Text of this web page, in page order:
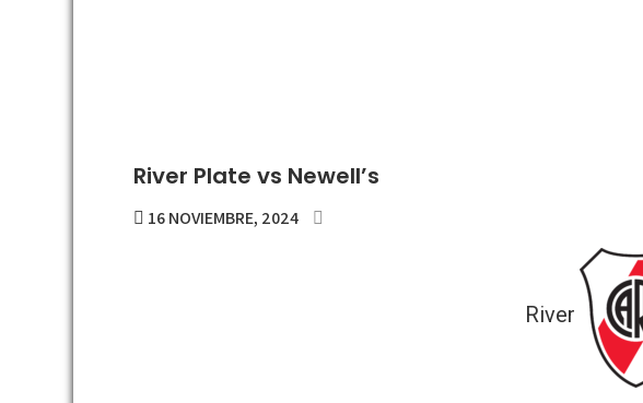
River Plate vs Newell’s
16 NOVIEMBRE, 2024
River